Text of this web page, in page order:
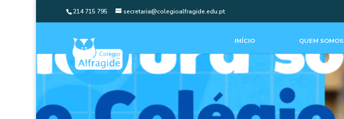
214 715 795 secretaria@colegioalfragide.edu.pt
INÍCIO QUEM SOMOS